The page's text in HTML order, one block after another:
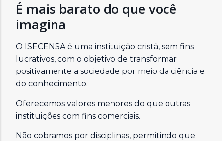
É mais barato do que você
imagina
O ISECENSA é uma instituição cristã, sem fins
lucrativos, com o objetivo de transformar
positivamente a sociedade por meio da ciência e
do conhecimento.
Oferecemos valores menores do que outras
instituições com fins comerciais.
Não cobramos por disciplinas, permitindo que